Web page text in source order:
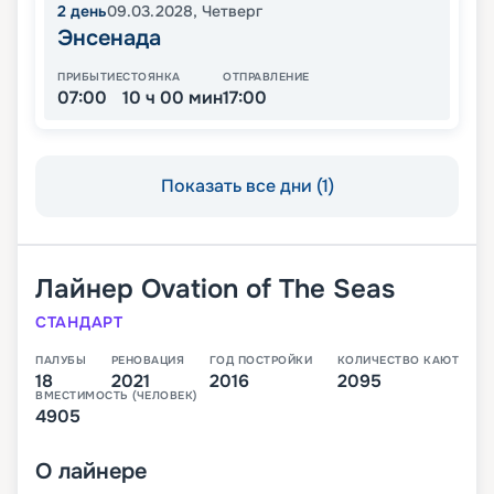
2 день09.03.2028, Четверг
Энсенада
ПРИБЫТИЕ
07:00
СТОЯНКА
10 ч 00 мин
ОТПРАВЛЕНИЕ
17:00
Показать все дни (1)
Лайнер Ovation of The Seas
СТАНДАРТ
ПАЛУБЫ
18
РЕНОВАЦИЯ
2021
ГОД ПОСТРОЙКИ
2016
КОЛИЧЕСТВО КАЮТ
2095
ВМЕСТИМОСТЬ (ЧЕЛОВЕК)
4905
О лайнере